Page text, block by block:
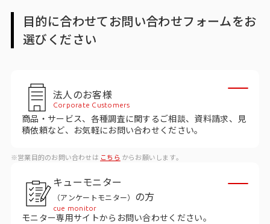
インテージの強み
会社情報トップ
会社概要・所在地
社長メッセージ
役員紹介
沿革
目的に合わせてお問い合わせフォームをお
選びください
法人のお客様
Corporate Customers
商品・サービス、各種調査に関するご相談、資料請求、見
積依頼など、お気軽にお問い合わせください。
※営業目的のお問い合わせは こちら からお願いします。
キューモニター
（アンケートモニター） の方
cue monitor
モニター専用サイトからお問い合わせください。